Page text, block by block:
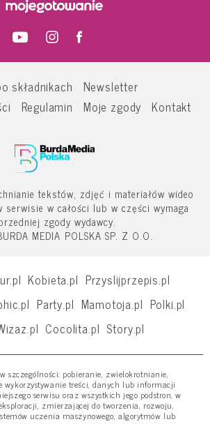
składnikach
Newsletter
Regulamin Moje zgody Kontakt
tekstów, zdjęć i materiałów wideo
serwisie w całości lub w części wymaga
zgody wydawcy.
MEDIA POLSKA SP. Z O.O.
Kobieta.pl Przyslijprzepis.pl
Party.pl Mamotoja.pl Polki.pl
Cocolita.pl Story.pl
szczególności: pobieranie, zwielokrotnianie,
wykorzystywanie treści, danych lub informacji
serwisu oraz wszystkich jego podstron, w
zmierzającej do tworzenia, rozwoju,
uczenia maszynowego, algorytmów lub